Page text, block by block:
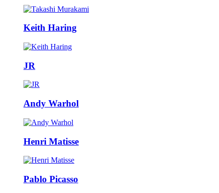
Keith Haring
JR
Andy Warhol
Henri Matisse
Pablo Picasso